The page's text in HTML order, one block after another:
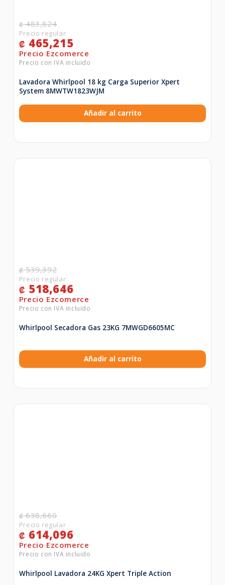
₡483,824
₡ 465,215
Lavadora Whirlpool 18 kg Carga Superior Xpert
System 8MWTW1823WJM
Añadir al carrito
₡539,392
₡ 518,646
Whirlpool Secadora Gas 23KG 7MWGD6605MC
Añadir al carrito
₡638,660
₡ 614,096
Whirlpool Lavadora 24KG Xpert Triple Action